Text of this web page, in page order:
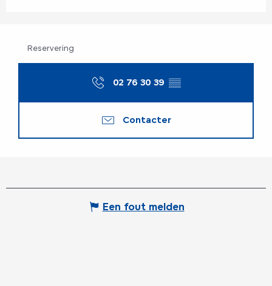
Reservering
02 76 30 39 ▒▒
Contacter
Een fout melden